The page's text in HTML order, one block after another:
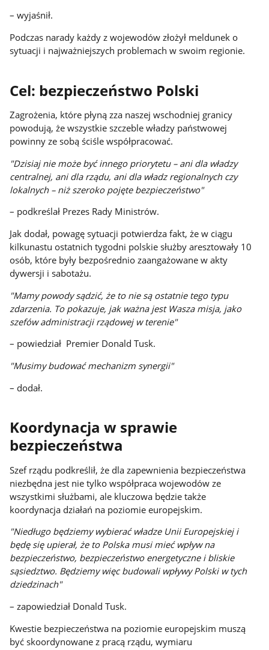
– wyjaśnił.
Podczas narady każdy z wojewodów złożył meldunek o
sytuacji i najważniejszych problemach w swoim regionie.
Cel: bezpieczeństwo Polski
Zagrożenia, które płyną zza naszej wschodniej granicy
powodują, że wszystkie szczeble władzy państwowej
powinny ze sobą ściśle współpracować.
"Dzisiaj nie może być innego priorytetu – ani dla władzy
centralnej, ani dla rządu, ani dla władz regionalnych czy
lokalnych – niż szeroko pojęte bezpieczeństwo"
– podkreślał Prezes Rady Ministrów.
Jak dodał, powagę sytuacji potwierdza fakt, że w ciągu
kilkunastu ostatnich tygodni polskie służby aresztowały 10
osób, które były bezpośrednio zaangażowane w akty
dywersji i sabotażu.
"Mamy powody sądzić, że to nie są ostatnie tego typu
zdarzenia. To pokazuje, jak ważna jest Wasza misja, jako
szefów administracji rządowej w terenie"
– powiedział Premier Donald Tusk.
"Musimy budować mechanizm synergii"
– dodał.
Koordynacja w sprawie
bezpieczeństwa
Szef rządu podkreślił, że dla zapewnienia bezpieczeństwa
niezbędna jest nie tylko współpraca wojewodów ze
wszystkimi służbami, ale kluczowa będzie także
koordynacja działań na poziomie europejskim.
"Niedługo będziemy wybierać władze Unii Europejskiej i
będę się upierał, że to Polska musi mieć wpływ na
bezpieczeństwo, bezpieczeństwo energetyczne i bliskie
sąsiedztwo. Będziemy więc budowali wpływy Polski w tych
dziedzinach"
– zapowiedział Donald Tusk.
Kwestie bezpieczeństwa na poziomie europejskim muszą
być skoordynowane z pracą rządu, wymiaru